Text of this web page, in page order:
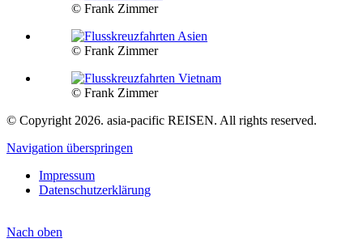
© Frank Zimmer
© Frank Zimmer
© Frank Zimmer
© Copyright 2026. asia-pacific REISEN. All rights reserved.
Navigation überspringen
Impressum
Datenschutzerklärung
Nach oben